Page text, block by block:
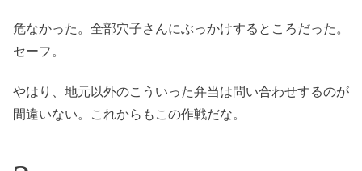
危なかった。全部穴子さんにぶっかけするところだった。
セーフ。
やはり、地元以外のこういった弁当は問い合わせするのが
間違いない。これからもこの作戦だな。